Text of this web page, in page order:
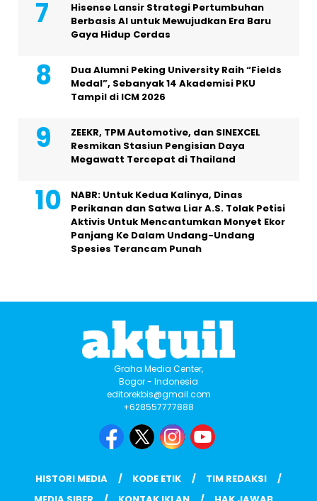
Hisense Lansir Strategi Pertumbuhan
Berbasis AI untuk Mewujudkan Era Baru
Gaya Hidup Cerdas
Dua Alumni Peking University Raih “Fields
Medal”, Sebanyak 14 Akademisi PKU
Tampil di ICM 2026
ZEEKR, TPM Automotive, dan SINEXCEL
Resmikan Stasiun Pengisian Daya
Megawatt Tercepat di Thailand
NABR: Untuk Kedua Kalinya, Dinas
Perikanan dan Satwa Liar A.S. Tolak Petisi
Aktivis Untuk Mencantumkan Monyet Ekor
Panjang Ke Dalam Undang-Undang
Spesies Terancam Punah
Graha Media Center,
Bogor - Indonesia
editorekbis@gmail.com
+628557777888
HISTORI MEDIA KODE ETIK
TIM REDAKSI